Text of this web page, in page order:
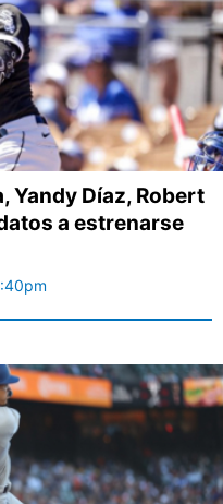
Yandy Díaz, Robert
a estrenarse